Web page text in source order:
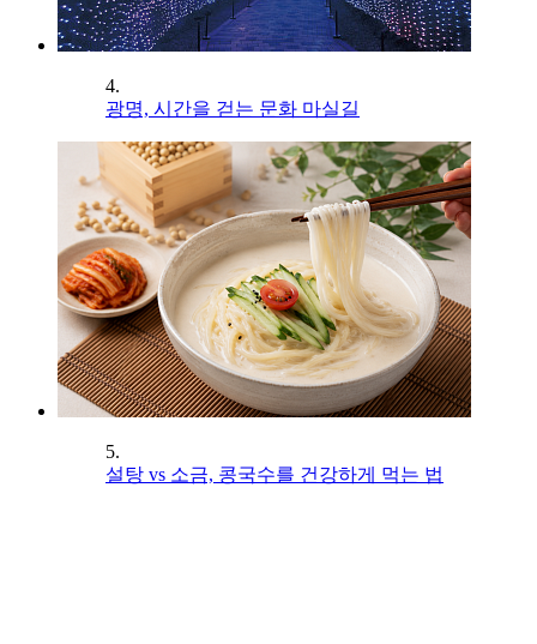
4.
광명, 시간을 걷는 문화 마실길
5.
설탕 vs 소금, 콩국수를 건강하게 먹는 법